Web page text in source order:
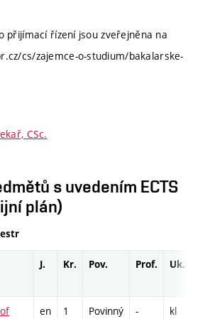
přijímací řízení jsou zveřejněna na
cs/zajemce-o-studium/bakalarske-
CSc.
s uvedením ECTS
plán)
J. Kr. Pov. Prof. Uk.
en 1 Povinný - kl